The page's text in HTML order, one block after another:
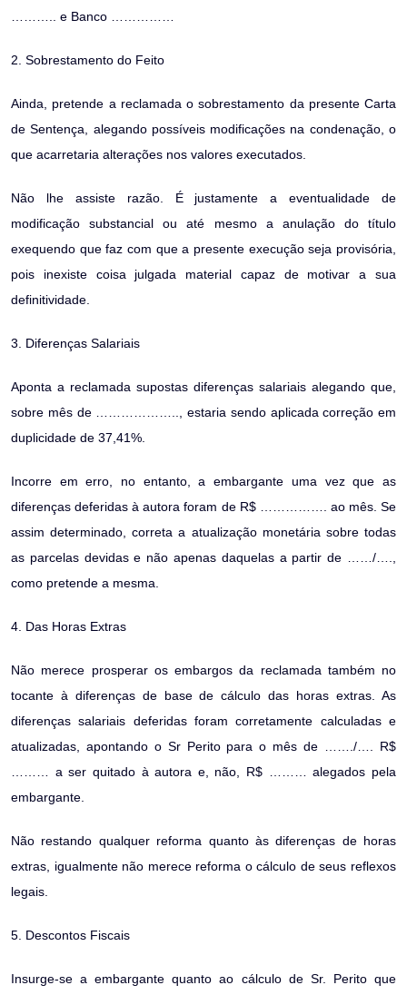
……….. e Banco ……………
2. Sobrestamento do Feito
Ainda, pretende a reclamada o sobrestamento da presente Carta
de Sentença, alegando possíveis modificações na condenação, o
que acarretaria alterações nos valores executados.
Não lhe assiste razão. É justamente a eventualidade de
modificação substancial ou até mesmo a anulação do título
exequendo que faz com que a presente execução seja provisória,
pois inexiste coisa julgada material capaz de motivar a sua
definitividade.
3. Diferenças Salariais
Aponta a reclamada supostas diferenças salariais alegando que,
sobre mês de ……………….., estaria sendo aplicada correção em
duplicidade de 37,41%.
Incorre em erro, no entanto, a embargante uma vez que as
diferenças deferidas à autora foram de R$ ……………. ao mês. Se
assim determinado, correta a atualização monetária sobre todas
as parcelas devidas e não apenas daquelas a partir de ……/….,
como pretende a mesma.
4. Das Horas Extras
Não merece prosperar os embargos da reclamada também no
tocante à diferenças de base de cálculo das horas extras. As
diferenças salariais deferidas foram corretamente calculadas e
atualizadas, apontando o Sr Perito para o mês de ……./…. R$
……… a ser quitado à autora e, não, R$ ……… alegados pela
embargante.
Não restando qualquer reforma quanto às diferenças de horas
extras, igualmente não merece reforma o cálculo de seus reflexos
legais.
5. Descontos Fiscais
Insurge-se a embargante quanto ao cálculo de Sr. Perito que